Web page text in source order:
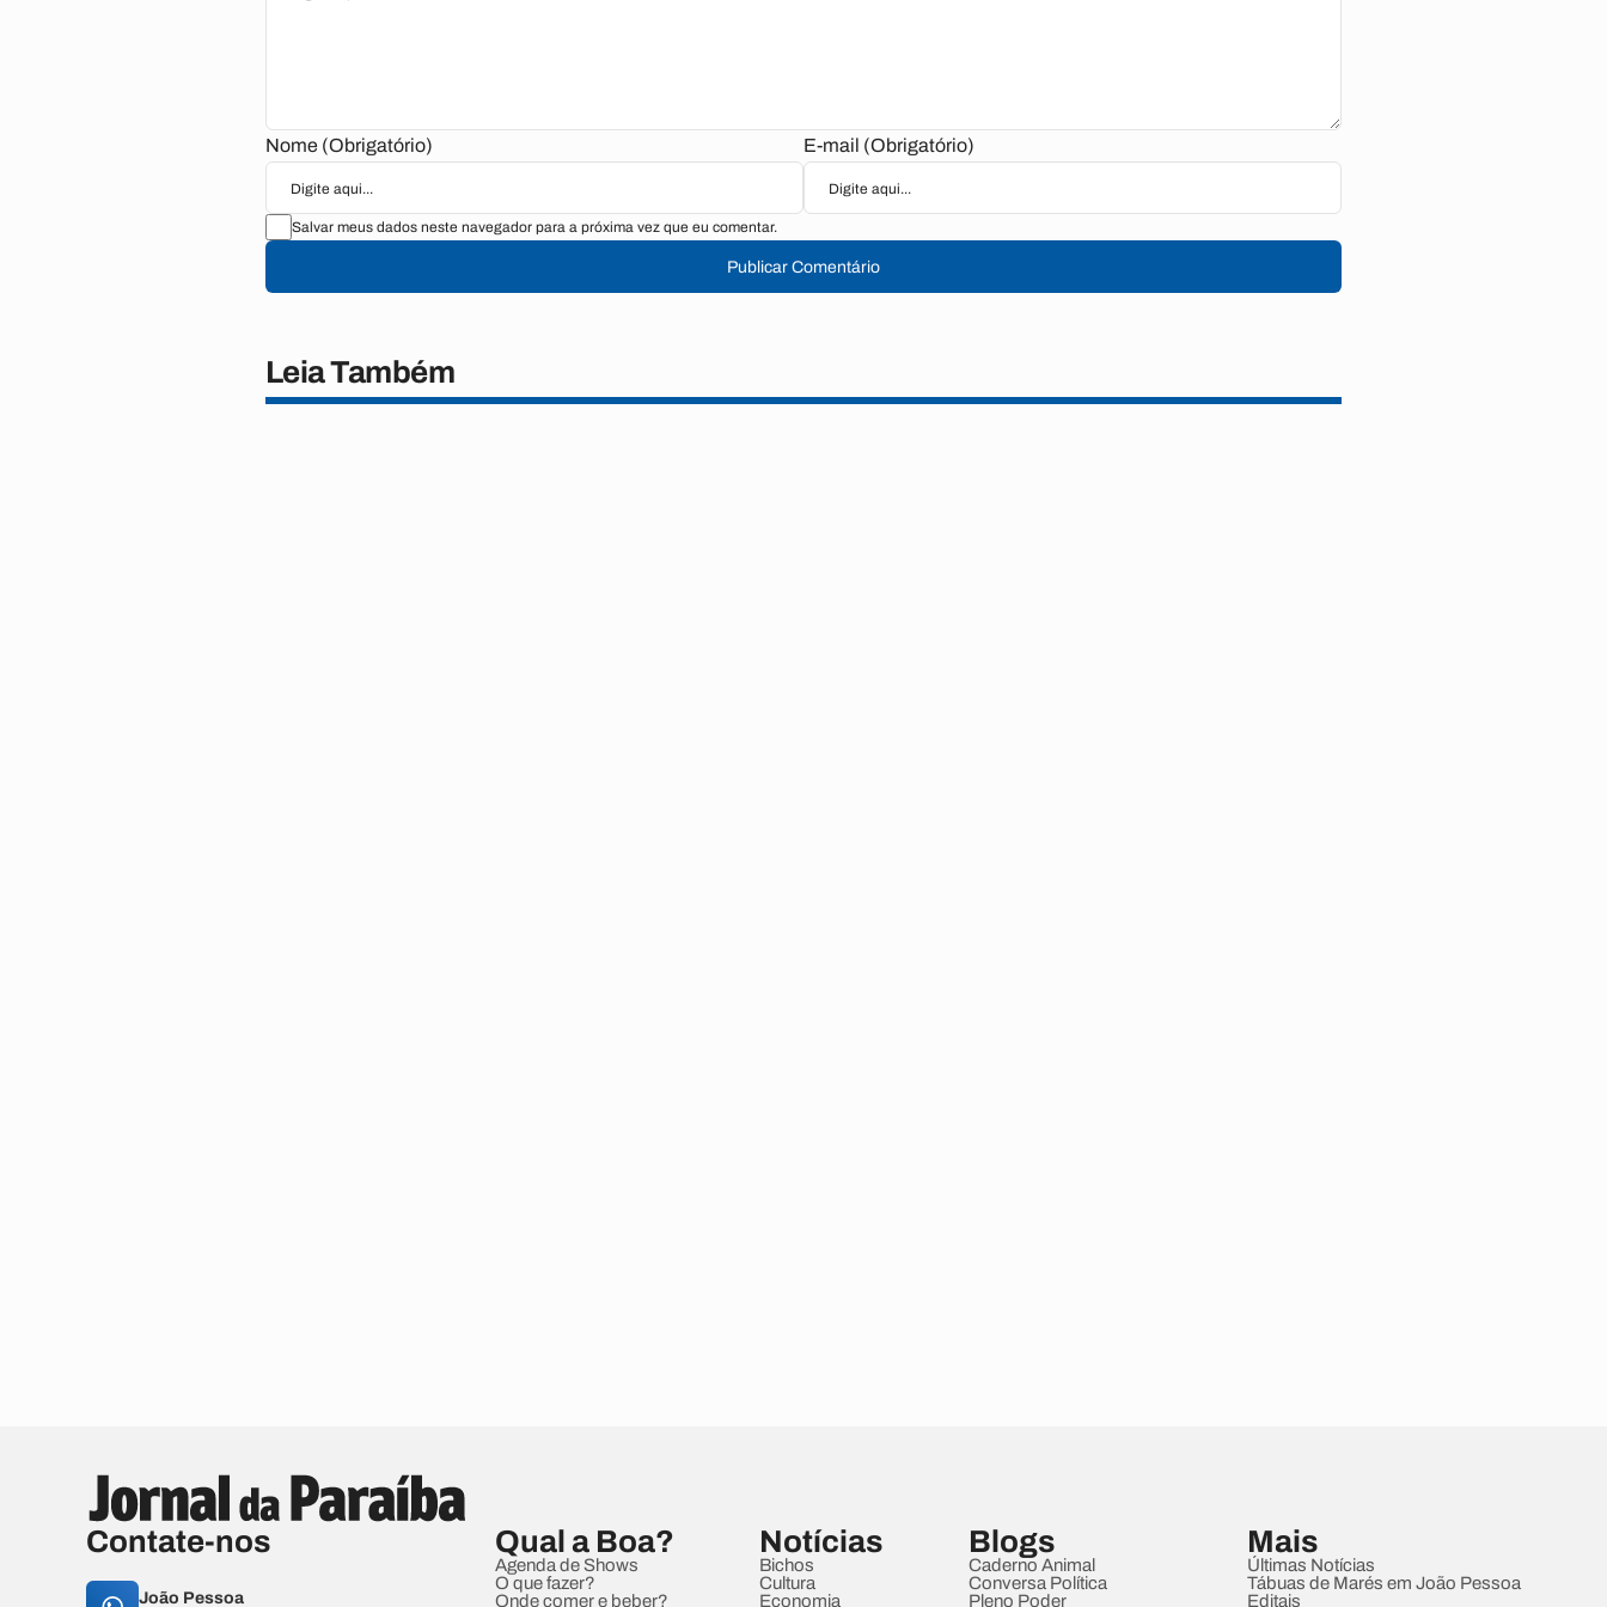
Nome (Obrigatório) E-mail (Obrigatório)
Salvar meus dados neste navegador para a próxima vez que eu comentar.
Publicar Comentário
Leia Também
Contate-nos
João Pessoa
Qual a Boa?
Agenda de Shows
O que fazer?
Onde comer e beber?
Notícias
Bichos
Cultura
Economia
Blogs
Caderno Animal
Conversa Política
Pleno Poder
Mais
Últimas Notícias
Tábuas de Marés em João Pessoa
Editais